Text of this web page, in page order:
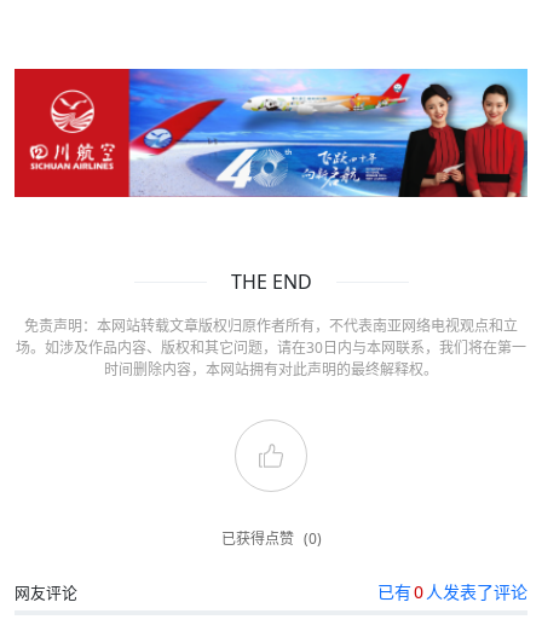
THE END
免责声明：本网站转载文章版权归原作者所有，不代表南亚网络电视观点和立
场。如涉及作品内容、版权和其它问题，请在30日内与本网联系，我们将在第一
时间删除内容，本网站拥有对此声明的最终解释权。
已获得点赞 (0)
网友评论 已有0人发表了评论